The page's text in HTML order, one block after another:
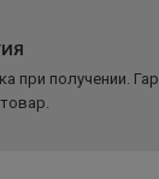
при получении.